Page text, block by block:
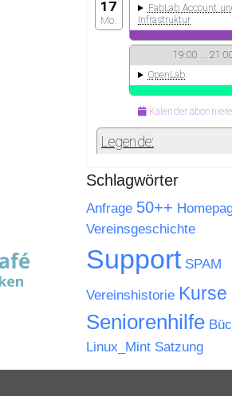
Schlagwörter
Anfrage 50++
Vereinsgeschichte
Support SPAM
Vereinshistorie Kurse
Seniorenhilfe
Linux_Mint Satzung